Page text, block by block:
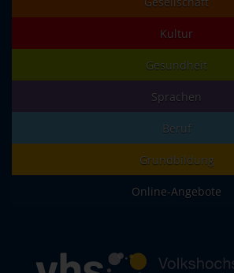
Kultur
Gesundheit
Sprachen
Beruf
Grundbildung
Online-Angebote